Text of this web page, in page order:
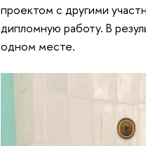
проектом с другими
дипломную работу. В
одном месте.